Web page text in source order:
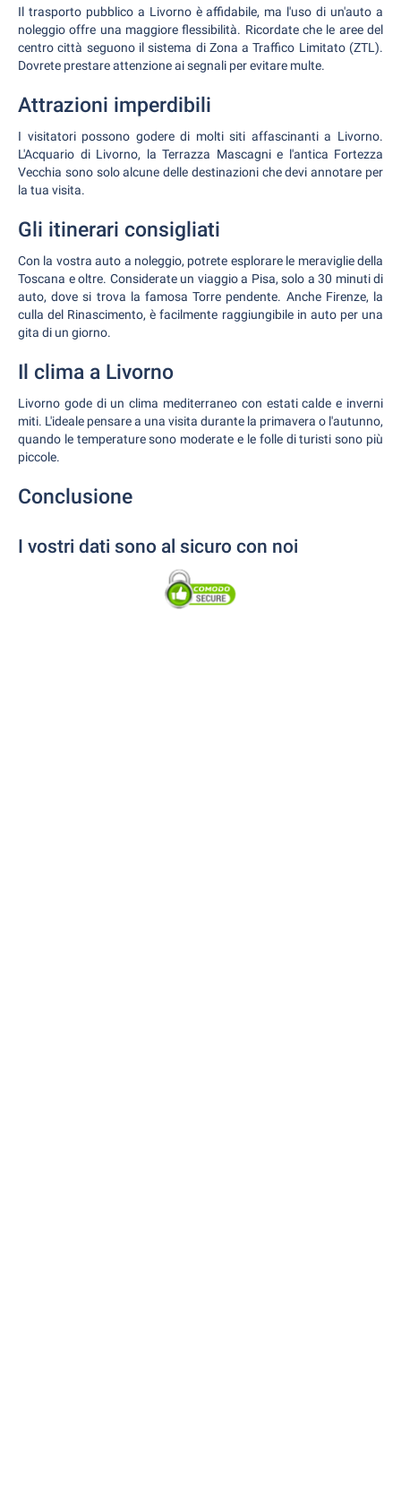
Il trasporto pubblico a Livorno è affidabile, ma l'uso di un'auto a
noleggio offre una maggiore flessibilità. Ricordate che le aree del
centro città seguono il sistema di Zona a Traffico Limitato (ZTL).
Dovrete prestare attenzione ai segnali per evitare multe.
Attrazioni imperdibili
I visitatori possono godere di molti siti affascinanti a Livorno.
L'Acquario di Livorno, la Terrazza Mascagni e l'antica Fortezza
Vecchia sono solo alcune delle destinazioni che devi annotare per
la tua visita.
Gli itinerari consigliati
Con la vostra auto a noleggio, potrete esplorare le meraviglie della
Toscana e oltre. Considerate un viaggio a Pisa, solo a 30 minuti di
auto, dove si trova la famosa Torre pendente. Anche Firenze, la
culla del Rinascimento, è facilmente raggiungibile in auto per una
gita di un giorno.
Il clima a Livorno
Livorno gode di un clima mediterraneo con estati calde e inverni
miti. L'ideale pensare a una visita durante la primavera o l'autunno,
quando le temperature sono moderate e le folle di turisti sono più
piccole.
Conclusione
I vostri dati sono al sicuro con noi